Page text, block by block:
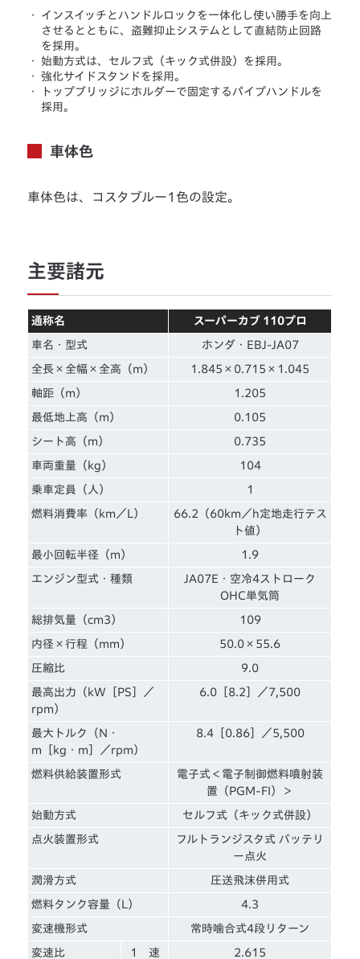
・
インスイッチとハンドルロックを一体化し使い勝手を向上
させるとともに、盗難抑止システムとして直結防止回路
を採用。
・
始動方式は、セルフ式（キック式併設）を採用。
・
強化サイドスタンドを採用。
・
トップブリッジにホルダーで固定するパイプハンドルを
採用。
車体色
車体色は、コスタブルー1色の設定。
主要諸元
通称名 スーパーカブ 110プロ
車名・型式 ホンダ・EBJ-JA07
全長×全幅×全高（m） 1.845×0.715×1.045
軸距（m） 1.205
最低地上高（m） 0.105
シート高（m） 0.735
車両重量（kg） 104
乗車定員（人） 1
燃料消費率（km／L）
66.2（60km／h定地走行テス
ト値）
最小回転半径（m） 1.9
エンジン型式・種類
JA07E・空冷4ストローク
OHC単気筒
総排気量（cm3） 109
内径×行程（mm） 50.0×55.6
圧縮比 9.0
最高出力（kW［PS］／
rpm）
6.0［8.2］／7,500
最大トルク（N・
m［kg・m］／rpm）
8.4［0.86］／5,500
燃料供給装置形式
電子式＜電子制御燃料噴射装
置（PGM-FI）＞
始動方式 セルフ式（キック式併設）
点火装置形式
フルトランジスタ式 バッテリ
ー点火
潤滑方式 圧送飛沫併用式
燃料タンク容量（L） 4.3
変速機形式 常時噛合式4段リターン
変速比 1 速 2.615